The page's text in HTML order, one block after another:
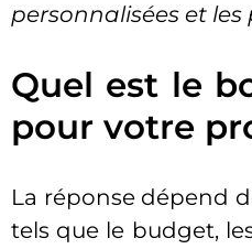
personnalisées et
Quel est le
pour votre
La réponse dépend
tels que le budget,